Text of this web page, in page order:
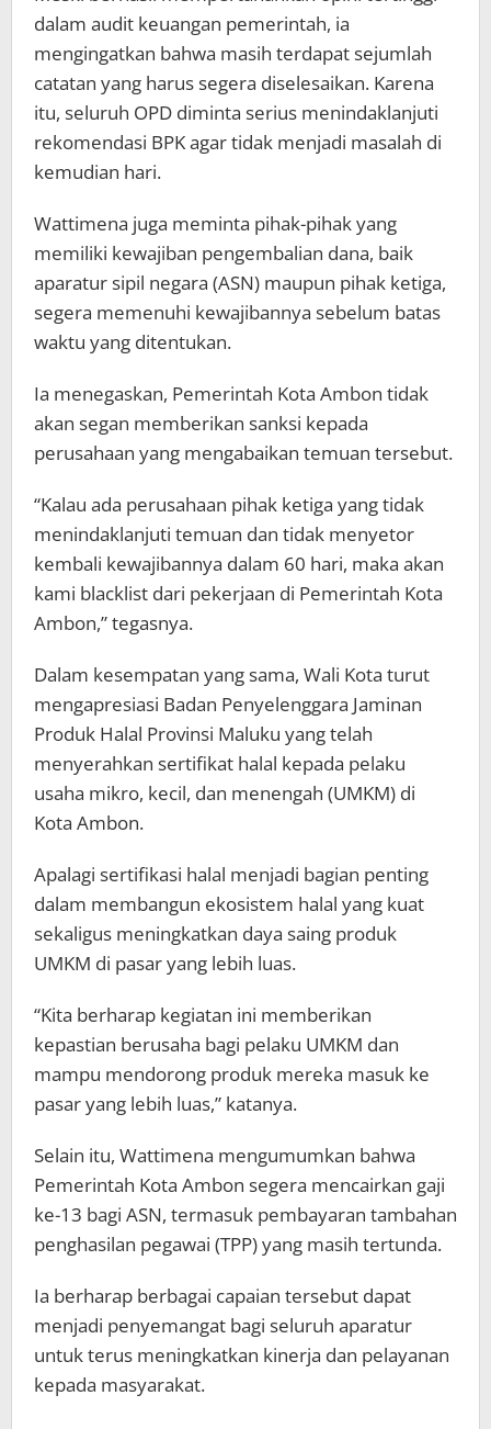
dalam audit keuangan pemerintah, ia
mengingatkan bahwa masih terdapat sejumlah
catatan yang harus segera diselesaikan. Karena
itu, seluruh OPD diminta serius menindaklanjuti
rekomendasi BPK agar tidak menjadi masalah di
kemudian hari.
Wattimena juga meminta pihak-pihak yang
memiliki kewajiban pengembalian dana, baik
aparatur sipil negara (ASN) maupun pihak ketiga,
segera memenuhi kewajibannya sebelum batas
waktu yang ditentukan.
Ia menegaskan, Pemerintah Kota Ambon tidak
akan segan memberikan sanksi kepada
perusahaan yang mengabaikan temuan tersebut.
“Kalau ada perusahaan pihak ketiga yang tidak
menindaklanjuti temuan dan tidak menyetor
kembali kewajibannya dalam 60 hari, maka akan
kami blacklist dari pekerjaan di Pemerintah Kota
Ambon,” tegasnya.
Dalam kesempatan yang sama, Wali Kota turut
mengapresiasi Badan Penyelenggara Jaminan
Produk Halal Provinsi Maluku yang telah
menyerahkan sertifikat halal kepada pelaku
usaha mikro, kecil, dan menengah (UMKM) di
Kota Ambon.
Apalagi sertifikasi halal menjadi bagian penting
dalam membangun ekosistem halal yang kuat
sekaligus meningkatkan daya saing produk
UMKM di pasar yang lebih luas.
“Kita berharap kegiatan ini memberikan
kepastian berusaha bagi pelaku UMKM dan
mampu mendorong produk mereka masuk ke
pasar yang lebih luas,” katanya.
Selain itu, Wattimena mengumumkan bahwa
Pemerintah Kota Ambon segera mencairkan gaji
ke-13 bagi ASN, termasuk pembayaran tambahan
penghasilan pegawai (TPP) yang masih tertunda.
Ia berharap berbagai capaian tersebut dapat
menjadi penyemangat bagi seluruh aparatur
untuk terus meningkatkan kinerja dan pelayanan
kepada masyarakat.